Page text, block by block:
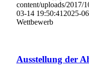
content/uploads/2017/
03-14 19:50:41 2025-
Wettbewerb
Ausstellung der